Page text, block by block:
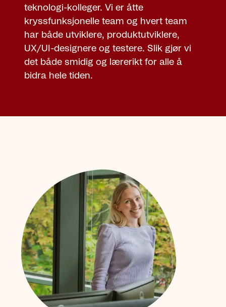
teknologi-kolleger. Vi er åtte
kryssfunksjonelle team og hvert team
har både utviklere, produktutviklere,
UX/UI-designere og testere. Slik gjør vi
det både smidig og lærerikt for alle å
bidra hele tiden.